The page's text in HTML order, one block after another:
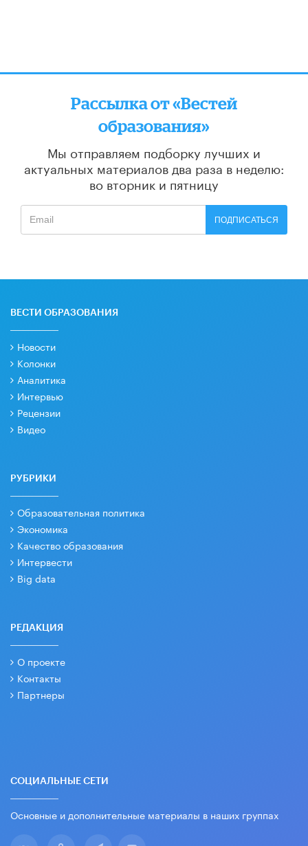
Рассылка от «Вестей
образования»
Мы отправляем подборку лучших и
актуальных материалов два раза в неделю:
во вторник и пятницу
ПОДПИСАТЬСЯ
ВЕСТИ ОБРАЗОВАНИЯ
Новости
Колонки
Аналитика
Интервью
Рецензии
Видео
РУБРИКИ
Образовательная политика
Экономика
Качество образования
Интервести
Big data
РЕДАКЦИЯ
О проекте
Контакты
Партнеры
СОЦИАЛЬНЫЕ СЕТИ
Основные и дополнительные материалы в наших группах